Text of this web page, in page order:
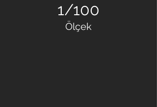
1/100
Ölçek